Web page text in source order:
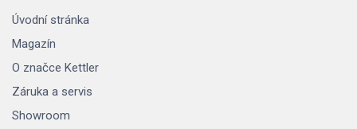
Úvodní stránka
Magazín
O značce Kettler
Záruka a servis
Showroom